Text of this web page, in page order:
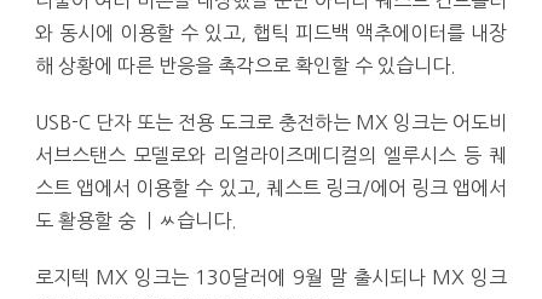
와 동시에 이용할 수 있고, 햅틱 피드백 액추에이터를 내장
해 상황에 따른 반응을 촉각으로 확인할 수 있습니다.
USB-C 단자 또는 전용 도크로 충전하는 MX 잉크는 어도비
서브스탠스 모델로와 리얼라이즈메디컬의 엘루시스 등 퀘
스트 앱에서 이용할 수 있고, 퀘스트 링크/에어 링크 앱에서
도 활용할 숭 ㅣㅆ습니다.
로지텍 MX 잉크는 130달러에 9월 말 출시되나 MX 잉크